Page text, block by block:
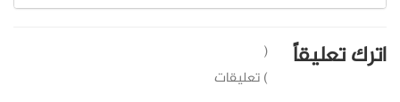
اترك تعليقاً
(
) تعليقات